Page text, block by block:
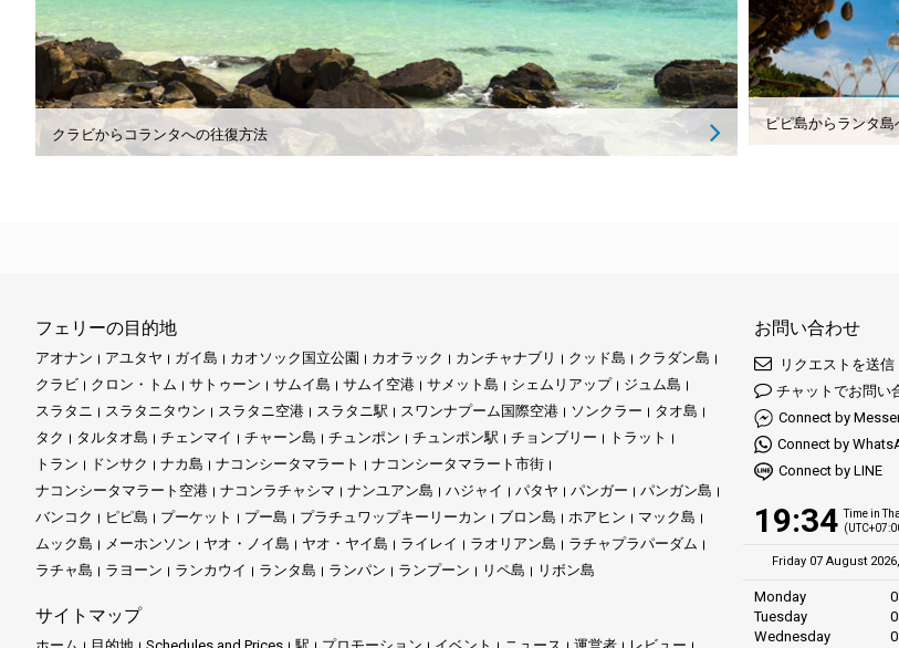
クラビからコランタへの往復方法
ピピ島からランタ島
フェリーの目的地
アオナン アユタヤ ガイ島 カオソック国立公園 カオラック カンチャナブリ クッド島
クラダン島
クラビ
クロン・トム サトゥーン サムイ島 サムイ空港 サメット島 シェムリアップ
ジュム島
スラタニ
スラタニタウン スラタニ空港 スラタニ駅 スワンナプーム国際空港 ソンクラー
タオ島
タク
タルタオ島 チェンマイ チャーン島 チュンポン チュンポン駅 チョンブリー
トラット
トラン
ドンサク ナカ島 ナコンシータマラート
ナコンシータマラート市街
ナコンシータマラート空港
ナコンラチャシマ ナンユアン島 ハジャイ パタヤ パンガー
パンガン島
バンコク
ピピ島 プーケット プー島 プラチュワップキーリーカン ブロン島 ホアヒン
マック島
ムック島
メーホンソン ヤオ・ノイ島 ヤオ・ヤイ島 ライレイ ラオリアン島
ラチャプラパーダム
ラチャ島
ラヨーン ランカウイ ランタ島 ランパン ランプーン リペ島 リボン島
サイトマップ
お問い合わせ
リクエストを送信
チャットでお問い
Connect by
Connect by
Connect by LINE
19:34 Time in
Friday 07 August
Monday
Tuesday
Wednesday